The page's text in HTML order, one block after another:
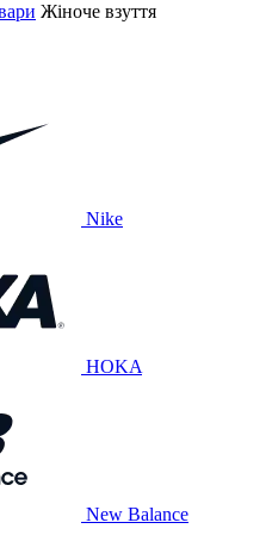
Жіноче взуття
Nike
HOKA
New Balance